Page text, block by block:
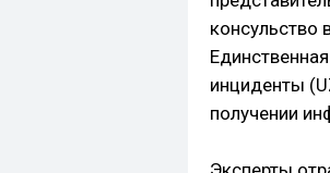
консульство
инциденты
получении